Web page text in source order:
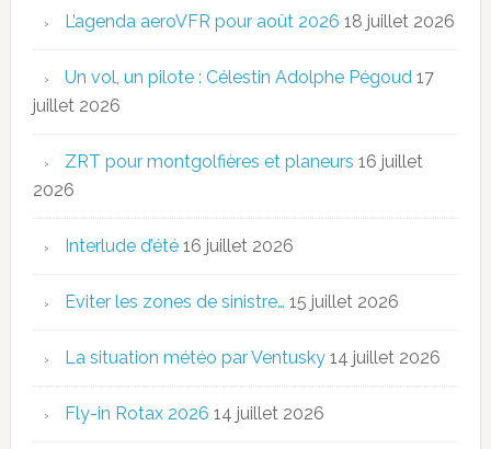
L’agenda aeroVFR pour août 2026 18 juillet 2026
Un vol, un pilote : Célestin Adolphe Pégoud 17
juillet 2026
ZRT pour montgolfières et planeurs 16 juillet
2026
Interlude d’été 16 juillet 2026
Eviter les zones de sinistre… 15 juillet 2026
La situation météo par Ventusky 14 juillet 2026
Fly-in Rotax 2026 14 juillet 2026